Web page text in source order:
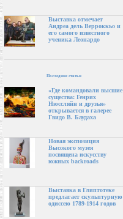
Выставка отмечает
Андреа дель Верроккьо и
его самого известного
ученика Леонардо
Последние статьи
«Где командовали высшие
существа: Генрих
Нюссляйн и друзья»
открывается в галерее
Гвидо В. Баудаха
Новая экспозиция
Высокого музея
посвящена искусству
южных backroads
Выставка в Глиптотеке
предлагает скульптурную
одиссею 1789-1914 годов